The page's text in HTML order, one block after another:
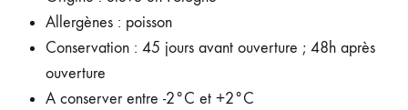
Allergènes : poisson
Conservation : 45 jours avant ouverture ; 48h après
ouverture
A conserver entre -2°C et +2°C